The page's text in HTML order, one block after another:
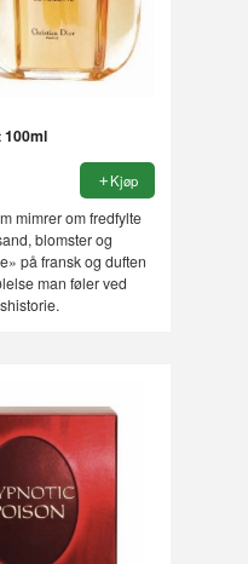
100ml
Kjøp
mimrer om fredfylte
blomster og
på fransk og duften
man føler ved